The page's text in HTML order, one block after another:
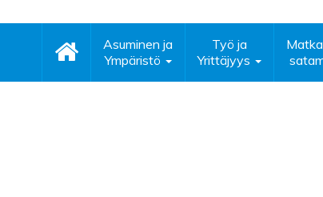
Asuminen ja
Ympäristö
Työ ja
Yrittäjyys